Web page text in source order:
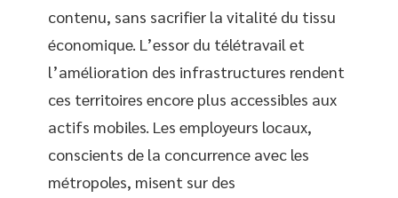
contenu, sans sacrifier la vitalité du tissu
économique. L’essor du télétravail et
l’amélioration des infrastructures rendent
ces territoires encore plus accessibles aux
actifs mobiles. Les employeurs locaux,
conscients de la concurrence avec les
métropoles, misent sur des